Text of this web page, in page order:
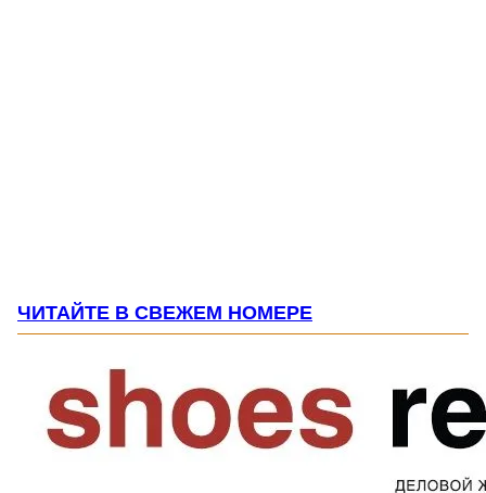
ЧИТАЙТЕ В СВЕЖЕМ НОМЕРЕ